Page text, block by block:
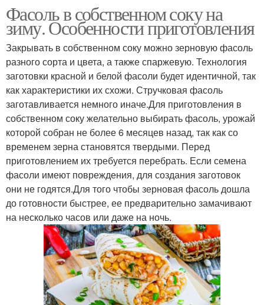
Фасоль в собственном соку на
зиму. Особенности приготовления
Закрывать в собственном соку можно зерновую фасоль
разного сорта и цвета, а также спаржевую. Технология
заготовки красной и белой фасоли будет идентичной, так
как характеристики их схожи. Стручковая фасоль
заготавливается немного иначе.Для приготовления в
собственном соку желательно выбирать фасоль, урожай
которой собран не более 6 месяцев назад, так как со
временем зерна становятся твердыми. Перед
приготовлением их требуется перебрать. Если семена
фасоли имеют повреждения, для создания заготовок
они не годятся.Для того чтобы зерновая фасоль дошла
до готовности быстрее, ее предварительно замачивают
на несколько часов или даже на ночь.